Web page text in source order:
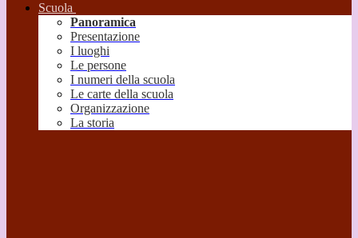
Scuola
Panoramica
Presentazione
I luoghi
Le persone
I numeri della scuola
Le carte della scuola
Organizzazione
La storia